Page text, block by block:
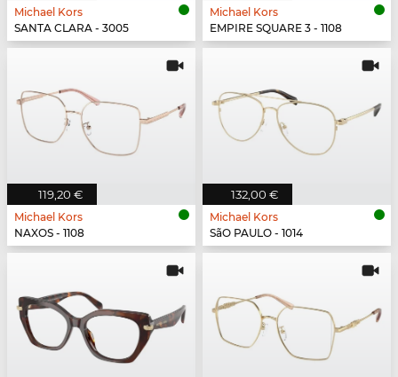
Michael Kors
SANTA CLARA - 3005
Michael Kors
EMPIRE SQUARE 3 - 1108
119,20 €
Michael Kors
NAXOS - 1108
132,00 €
Michael Kors
SãO PAULO - 1014